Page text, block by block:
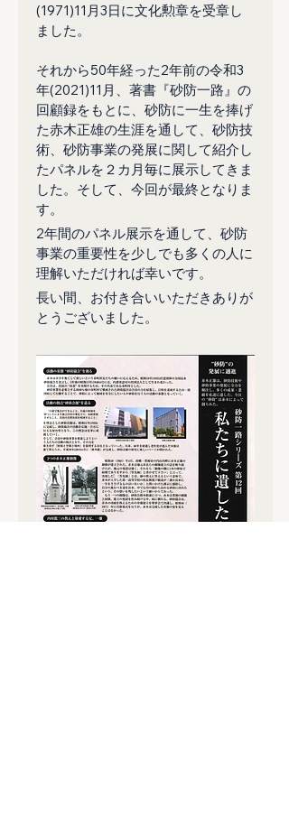
(1971)11月3日に文化勲章を受章し
ました。
それから50年経った2年前の令和3
年(2021)11月、著書『砂防一路』の
回顧録をもとに、砂防に一生を捧げ
た赤木正雄の生涯を通して、砂防技
術、砂防事業の発展に関して紹介し
たパネルを２カ月毎に展示してきま
した。そして、今回が最終となりま
す。
2年間のパネル展示を通して、砂防
事業の重要性を少しでも多くの人に
理解いただければ幸いです。
長い間、お付き合いいただきありが
とうございました。